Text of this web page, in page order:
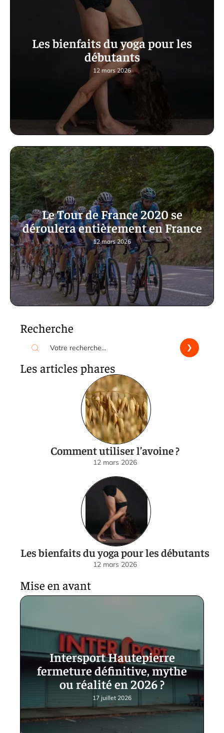
Les bienfaits du yoga pour les
débutants
12 mars 2026
Le Tour de France 2020 se
déroulera entièrement en France
12 mars 2026
Recherche
Les articles phares
Comment utiliser l’avoine ?
12 mars 2026
Les bienfaits du yoga pour les débutants
12 mars 2026
Mise en avant
Intersport Hautepierre
fermeture définitive, mythe
ou réalité en 2026 ?
17 juillet 2026